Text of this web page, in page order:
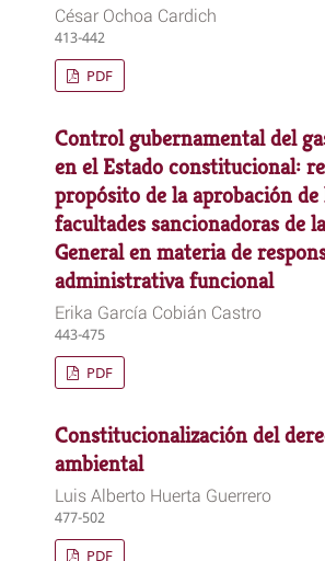
César Ochoa Cardich
413-442
PDF
Control gubernamental del
en el Estado constitucional:
propósito de la aprobación de
facultades sancionadoras de
General en materia de
administrativa funcional
Erika García Cobián Castro
443-475
PDF
Constitucionalización del
ambiental
Luis Alberto Huerta Guerrero
477-502
PDF